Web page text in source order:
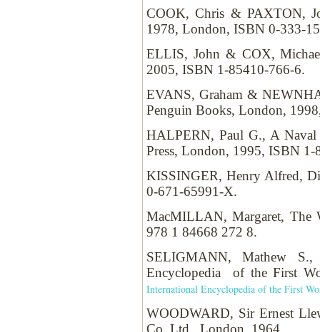
COOK, Chris & PAXTON,
1978, London, ISBN 0-333-
ELLIS, John & COX,
2005, ISBN 1-85410-766-6.
EVANS, Graham &
Penguin Books, London,
HALPERN, Paul G., A
Press, London, 1995, ISBN 1-
KISSINGER, Henry Alfred,
0-671-65991-X.
MacMILLAN, Margaret, The
978 1 84668 272 8.
SELIGMANN, Mathew S.,
Encyclopedia of the First
International Encyclopedia of the First
WOODWARD, Sir Ernest
Co. Ltd., London, 1964.